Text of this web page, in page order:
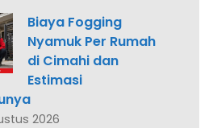
Biaya Fogging
Nyamuk Per Rumah
di Cimahi dan
Estimasi
2026